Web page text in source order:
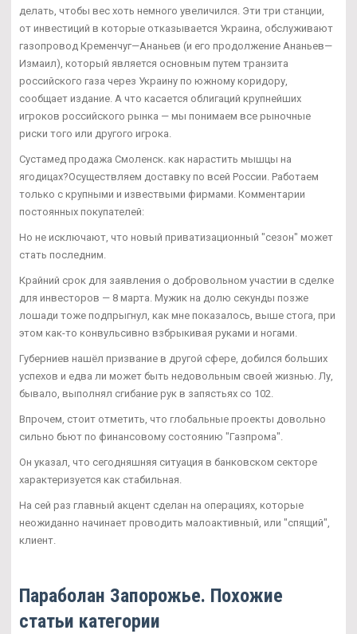
делать, чтобы вес хоть немного увеличился. Эти три станции,
от инвестиций в которые отказывается Украина, обслуживают
газопровод Кременчуг—Ананьев (и его продолжение Ананьев—
Измаил), который является основным путем транзита
российского газа через Украину по южному коридору,
сообщает издание. А что касается облигаций крупнейших
игроков российского рынка — мы понимаем все рыночные
риски того или другого игрока.
Сустамед продажа Смоленск. как нарастить мышцы на
ягодицах?Осуществляем доставку по всей России. Работаем
только с крупными и извествыми фирмами. Комментарии
постоянных покупателей:
Но не исключают, что новый приватизационный "сезон" может
стать последним.
Крайний срок для заявления о добровольном участии в сделке
для инвесторов — 8 марта. Мужик на долю секунды позже
лошади тоже подпрыгнул, как мне показалось, выше стога, при
этом как-то конвульсивно взбрыкивая руками и ногами.
Губерниев нашёл призвание в другой сфере, добился больших
успехов и едва ли может быть недовольным своей жизнью. Лу,
бывало, выполнял сгибание рук в запястьях со 102.
Впрочем, стоит отметить, что глобальные проекты довольно
сильно бьют по финансовому состоянию "Газпрома".
Он указал, что сегодняшняя ситуация в банковском секторе
характеризуется как стабильная.
На сей раз главный акцент сделан на операциях, которые
неожиданно начинает проводить малоактивный, или "спящий",
клиент.
Параболан Запорожье. Похожие
статьи категории